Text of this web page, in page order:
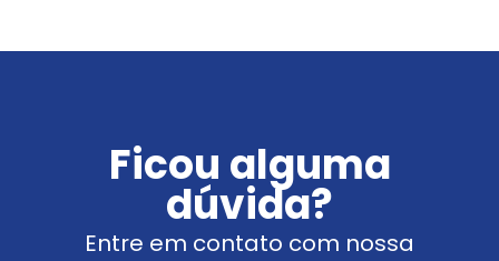
Ficou alguma
dúvida?
Entre em contato com nossa